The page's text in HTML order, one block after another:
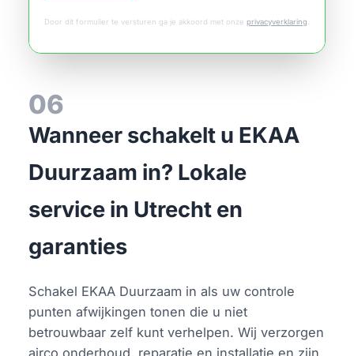
Door dit formulier te versturen ga je akkoord met onze privacyverklaring
06
Wanneer schakelt u EKAA
Duurzaam in? Lokale
service in Utrecht en
garanties
Schakel EKAA Duurzaam in als uw controle
punten afwijkingen tonen die u niet
betrouwbaar zelf kunt verhelpen. Wij verzorgen
airco onderhoud, reparatie en installatie en zijn